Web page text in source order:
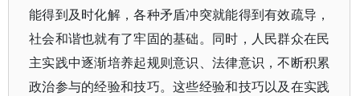
能得到及时化解，各种矛盾冲突就能得到有效疏导，
社会和谐也就有了牢固的基础。同时，人民群众在民
主实践中逐渐培养起规则意识、法律意识，不断积累
政治参与的经验和技巧。这些经验和技巧以及在实践